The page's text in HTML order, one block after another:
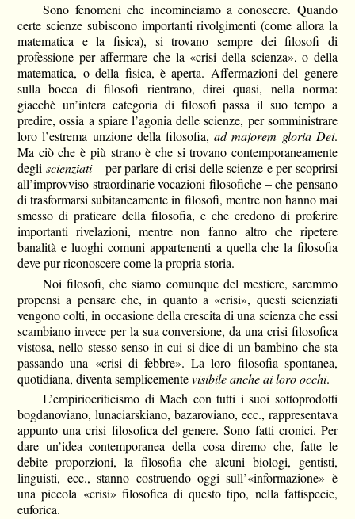
Sono fenomeni che incominciamo a conoscere. Quando
certe scienze subiscono importanti rivolgimenti (come allora la
matematica e la fisica), si trovano sempre dei filosofi di
professione per affermare che la «crisi della scienza», o della
matematica, o della fisica, è aperta. Affermazioni del genere
sulla bocca di filosofi rientrano, direi quasi, nella norma:
giacchè un’intera categoria di filosofi passa il suo tempo a
predire, ossia a spiare l’agonia delle scienze, per somministrare
loro l’estrema unzione della filosofia,ad majorem gloria Dei.
Ma ciò che è più strano è che si trovano contemporaneamente
degli scienziati– per parlare di crisi delle scienze e per scoprirsi
all’improvviso straordinarie vocazioni filosofiche – che pensano
di trasformarsi subitaneamente in filosofi, mentre non hanno mai
smesso di praticare della filosofia, e che credono di proferire
importanti rivelazioni, mentre non fanno altro che ripetere
banalità e luoghi comuni appartenenti a quella che la filosofia
deve pur riconoscere come la propria storia.
Noi filosofi, che siamo comunque del mestiere, saremmo
propensi a pensare che, in quanto a «crisi», questi scienziati
vengono colti, in occasione della crescita di una scienza che essi
scambiano invece per la sua conversione, da una crisi filosofica
vistosa, nello stesso senso in cui si dice di un bambino che sta
passando una «crisi di febbre». La loro filosofia spontanea,
quotidiana, diventa semplicementevisibile anche ai loro occhi.
L’empiriocriticismo di Mach con tutti i suoi sottoprodotti
bogdanoviano, lunaciarskiano, bazaroviano, ecc., rappresentava
appunto una crisi filosofica del genere. Sono fatti cronici. Per
dare un’idea contemporanea della cosa diremo che, fatte le
debite proporzioni, la filosofia che alcuni biologi, gentisti,
linguisti, ecc., stanno costruendo oggi sull’«informazione» è
una piccola «crisi» filosofica di questo tipo, nella fattispecie,
euforica.